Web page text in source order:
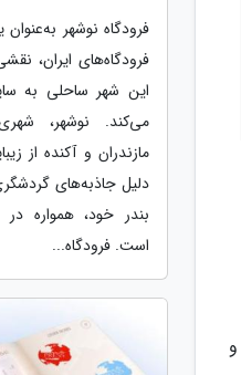
فرودگاه نوشهر
فرودگاه‌های ایران،
این شهر ساحلی به
می‌کند. نوشهر،
مازندران و آکنده از
دلیل جاذبه‌های
بندر خود، همواره
است. فرودگاه...